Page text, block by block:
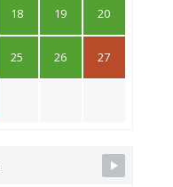
18 19 20
25 26 27